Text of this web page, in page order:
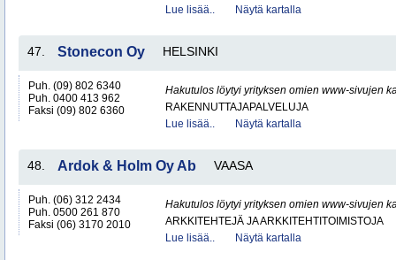
Lue lisää..
Näytä kartalla
47. Stonecon Oy HELSINKI
Puh. (09) 802 6340
Puh. 0400 413 962
Faksi (09) 802 6360
Hakutulos löytyi yrityksen omien www-sivujen
RAKENNUTTAJAPALVELUJA
Lue lisää..
Näytä kartalla
48. Ardok & Holm Oy Ab VAASA
Puh. (06) 312 2434
Puh. 0500 261 870
Faksi (06) 3170 2010
Hakutulos löytyi yrityksen omien www-sivujen
ARKKITEHTEJÄ JA ARKKITEHTITOIMISTOJA
Lue lisää..
Näytä kartalla